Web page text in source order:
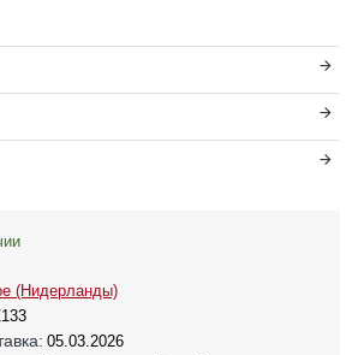
(Нидерланды)
05.03.2026